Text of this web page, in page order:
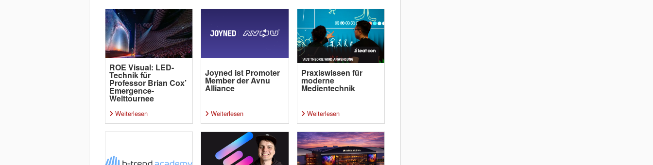
ROE Visual: LED-
Technik für
Professor Brian Cox’
Emergence-
Welttournee
Weiterlesen
Joyned ist Promoter
Member der Avnu
Alliance
Weiterlesen
Praxiswissen für
moderne
Medientechnik
Weiterlesen